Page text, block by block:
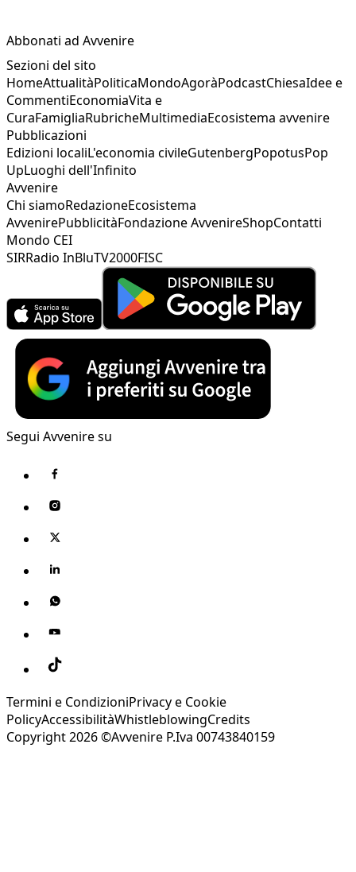
Abbonati ad Avvenire
Sezioni del sito
HomeAttualitàPoliticaMondoAgoràPodcastChiesaIdee e
CommentiEconomiaVita e
CuraFamigliaRubricheMultimediaEcosistema avvenire
Pubblicazioni
Edizioni localiL'economia civileGutenbergPopotusPop
UpLuoghi dell'Infinito
Avvenire
Chi siamoRedazioneEcosistema
AvvenirePubblicitàFondazione AvvenireShopContatti
Mondo CEI
SIRRadio InBluTV2000FISC
Segui Avvenire su
Termini e CondizioniPrivacy e Cookie
PolicyAccessibilitàWhistleblowingCredits
Copyright 2026 ©Avvenire P.Iva 00743840159